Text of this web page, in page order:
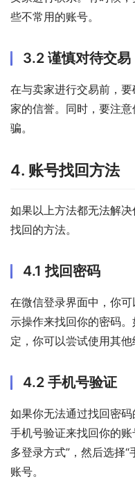
些不常用的账号。
3.2 谨慎对待交易
在与卖家进行交易前，
家的信誉。同时，要注
骗。
4. 账号找回方法
如果以上方法都无法解
找回的方法。
4.1 找回密码
在微信登录界面中，你
示操作来找回你的密码
定，你可以尝试使用其他
4.2 手机号验证
如果你无法通过找回密
手机号验证来找回你的
多登录方式”，然后选择
账号。